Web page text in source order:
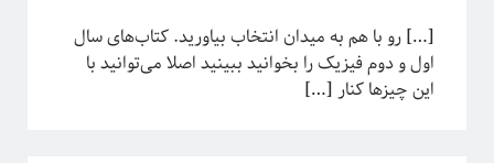
[…] رو با هم به میدان انتخاب بیاورید. کتاب‌های سال
اول و دوم فیزیک را بخوانید ببینید اصلا می‌توانید با
این چیزها کنار […]